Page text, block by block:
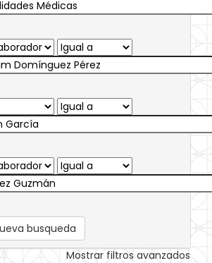
busqueda
Mostrar filtros avanzados